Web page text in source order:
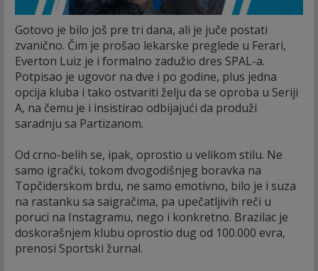
Gotovo je bilo još pre tri dana, ali je juče postati
zvanično. Čim je prošao lekarske preglede u Ferari,
Everton Luiz je i formalno zadužio dres SPAL-a.
Potpisao je ugovor na dve i po godine, plus jedna
opcija kluba i tako ostvariti želju da se oproba u Seriji
A, na čemu je i insistirao odbijajući da produži
saradnju sa Partizanom.
Od crno-belih se, ipak, oprostio u velikom stilu. Ne
samo igrački, tokom dvogodišnjeg boravka na
Topčiderskom brdu, ne samo emotivno, bilo je i suza
na rastanku sa saigračima, pa upečatljivih reči u
poruci na Instagramu, nego i konkretno. Brazilac je
doskorašnjem klubu oprostio dug od 100.000 evra,
prenosi Sportski žurnal.